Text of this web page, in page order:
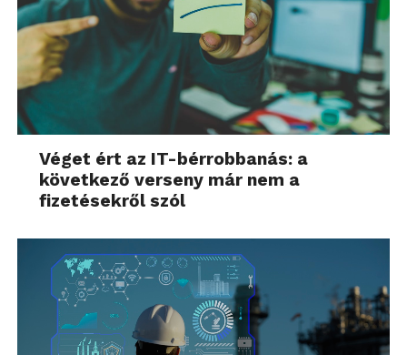
Véget ért az IT-bérrobbanás: a
következő verseny már nem a
fizetésekről szól